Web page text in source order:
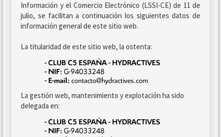
Información y el Comercio Electrónico (LSSI-CE) de 11 de
julio, se facilitan a continuación los siguientes datos de
información general de este sitio web.
La titularidad de este sitio web, la ostenta:
La gestión web, mantenimiento y explotación ha sido
delegada en: